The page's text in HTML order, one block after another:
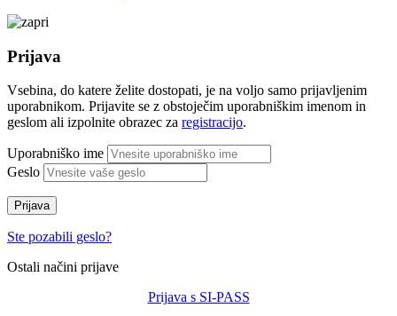
Prijava
Vsebina, do katere želite dostopati, je na voljo samo prijavljenim
uporabnikom. Prijavite se z obstoječim uporabniškim imenom in
geslom ali izpolnite obrazec za registracijo.
Uporabniško ime
Geslo
Prijava
Ste pozabili geslo?
Ostali načini prijave
Prijava s SI-PASS